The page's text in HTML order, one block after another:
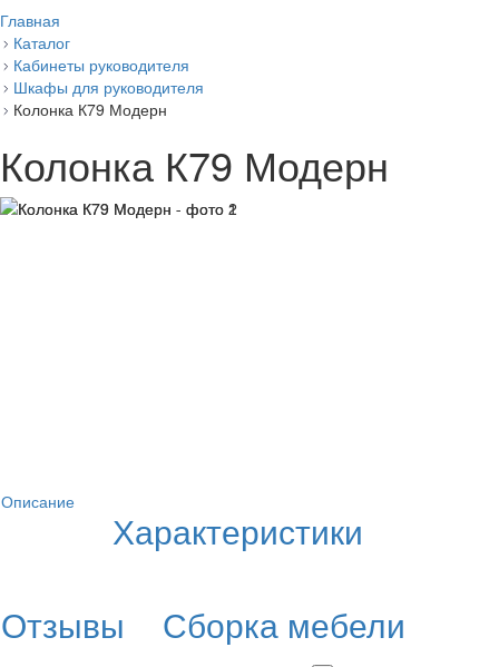
Главная
Каталог
Кабинеты руководителя
Шкафы для руководителя
Колонка К79 Модерн
Колонка К79 Модерн
Описание
Характеристики
Отзывы
Сборка мебели